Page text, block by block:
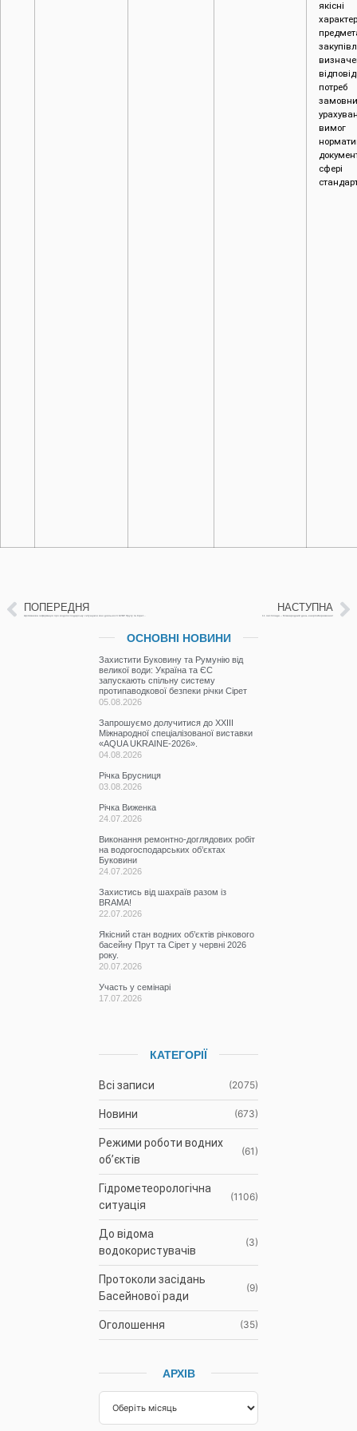
якісні
потреб
вимог
сфері
ПОПЕРЕДНЯ НАСТУПНА
11 листопада – Міжнародний день енергозбереження!
ОСНОВНІ НОВИНИ
Захистити Буковину та Румунію від
великої води: Україна та ЄС
запускають спільну систему
протипаводкової безпеки річки Сірет
05.08.2026
Запрошуємо долучитися до ХХІІІ
Міжнародної спеціалізованої виставки
«AQUA UKRAINE-2026».
04.08.2026
Річка Брусниця
03.08.2026
Річка Виженка
24.07.2026
Виконання ремонтно-доглядових робіт
на водогосподарських об’єктах
Буковини
24.07.2026
Захистись від шахраїв разом із
BRAMA!
22.07.2026
Якісний стан водних об’єктів річкового
басейну Прут та Сірет у червні 2026
року.
20.07.2026
Участь у семінарі
17.07.2026
КАТЕГОРІЇ
Всі записи (2075)
Новини (673)
Режими роботи водних
об’єктів
(61)
Гідрометеорологічна
ситуація
(1106)
До відома
водокористувачів
(3)
Протоколи засідань
Басейнової ради
(9)
Оголошення (35)
АРХІВ